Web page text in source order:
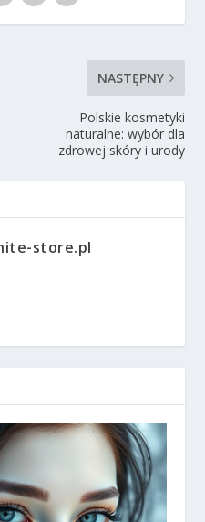
NASTĘPNY
Polskie kosmetyki
naturalne: wybór dla
zdrowej skóry i urody
store.pl